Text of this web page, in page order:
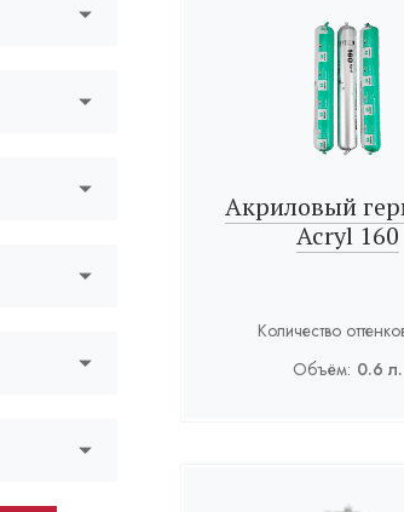
Акриловый
Acryl 160
Количество
Объём: 0.6 л.